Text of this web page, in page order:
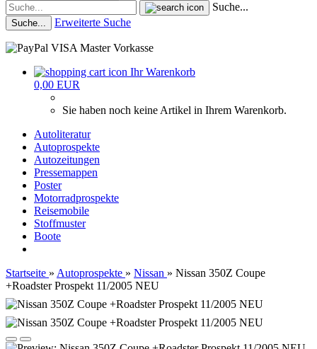
Suche...
Suche... Erweiterte Suche
Ihr Warenkorb
0,00 EUR
Sie haben noch keine Artikel in Ihrem Warenkorb.
Autoliteratur
Autoprospekte
Autozeitungen
Pressemappen
Poster
Motorradprospekte
Reisemobile
Stoffmuster
Boote
Startseite » Autoprospekte » Nissan » Nissan 350Z Coupe
+Roadster Prospekt 11/2005 NEU